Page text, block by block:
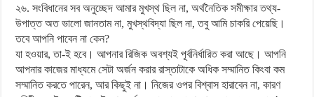
২৬. সংবিধানের সব অনুচ্ছেদ আমার মুখস্থ ছিল না, অর্থনৈতিক সমীক্ষার তথ্য-
উপাত্ত অত ভালো জানতাম না, মুখস্থবিদ্যা ছিল না, তবু আমি চাকরি পেয়েছি।
তবে আপনি পাবেন না কেন?
যা হওয়ার, তা-ই হবে। আপনার রিজিক অবশ্যই পূর্বনির্ধারিত করা আছে। আপনি
আপনার কাজের মাধ্যমে সেটা অর্জন করার রাস্তাটাকে অধিক সম্মানিত কিংবা কম
সম্মানিত করতে পারেন, আর কিছুই না। নিজের ওপর বিশ্বাস হারাবেন না, কারণ